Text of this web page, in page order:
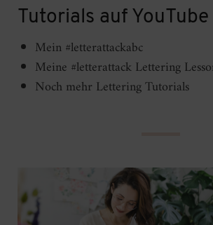
Tutorials auf YouTube
Mein #letterattackabc
Meine #letterattack Lettering
Noch mehr Lettering Tutorials